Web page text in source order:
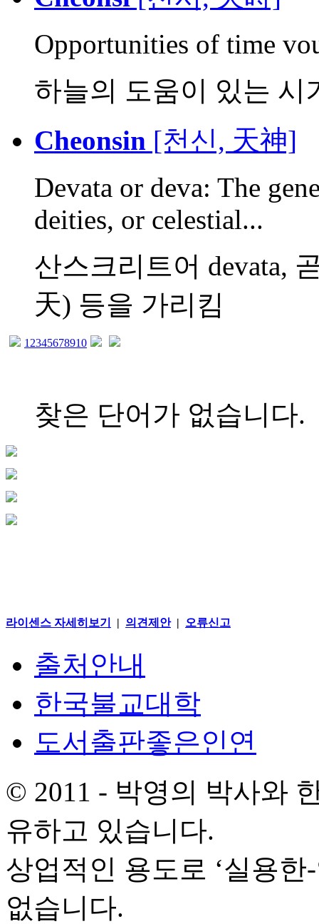
Opportunities of time
하늘의 도움이 있는 시
Cheonsin [천신, 天神]
Devata or deva: The
deities, or celestial...
산스크리트어 devata,
天) 등을 가리킴
1 2345678910
찾은 단어가 없습니다.
라이센스 자세히보기 | 의견제안| 오류신고
출처안내
한국불교대학
도서출판좋은인연
© 2011 - 박영의 박사와
유하고 있습니다.
상업적인 용도로 ‘실용
없습니다.